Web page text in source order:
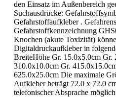
den Einsatz im Außenbereich
Suchausdrücke:
Gefahrstoffaufkleber .
Gefahrstoffkennzeichnung
Knochen (akute Toxizität)
Digitaldruckaufkleber in
BreiteHöhe Gr. 15.0x5.0cm Gr.
310.0x10.0cm Gr.
625.0x25.0cm Die maximale
Aufkleber beträgt 72.0 x 72.0
telefonischer Absprache